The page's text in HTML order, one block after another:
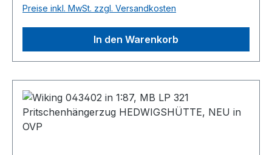
Preise inkl. MwSt. zzgl. Versandkosten
In den Warenkorb